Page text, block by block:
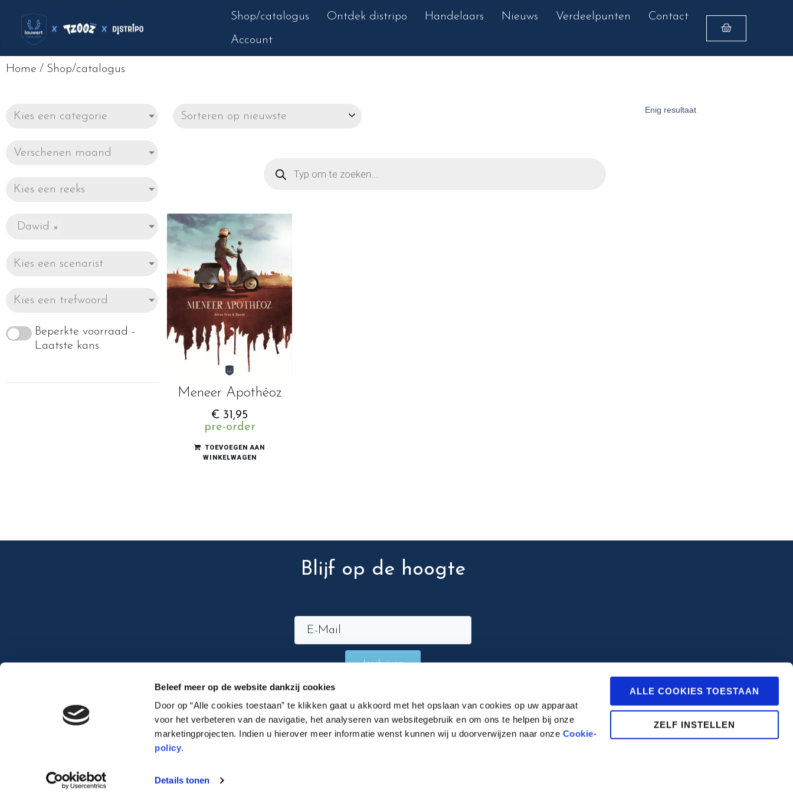
Beleef meer op de website dankzij cookies
Door op “Alle cookies toestaan” te klikken gaat u akkoord met het opslaan van cookies op uw apparaat
voor het verbeteren van de navigatie, het analyseren van websitegebruik en om ons te helpen bij onze
marketingprojecten. Indien u hierover meer informatie wenst kunnen wij u doorverwijzen naar onze Cookie-
policy.
Details tonen
ALLE COOKIES TOESTAAN
ZELF INSTELLEN
Shop/catalogus Ontdek distripo Handelaars Nieuws Verdeelpunten
Contact
Account
Home / Shop/catalogus
Kies een categorie
Verschenen maand
Kies een reeks
Dawid ×
Kies een scenarist
Kies een trefwoord
Beperkte voorraad -
Laatste kans
Enig resultaat
Meneer Apothéoz
€ 31,95
pre-order
TOEVOEGEN AAN
WINKELWAGEN
Blijf op de hoogte
Inschrijven